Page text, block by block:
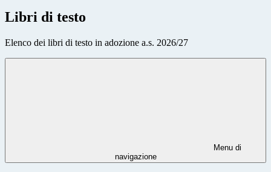
Libri di testo
Elenco dei libri di testo in adozione a.s. 2026/27
Menu di
navigazione